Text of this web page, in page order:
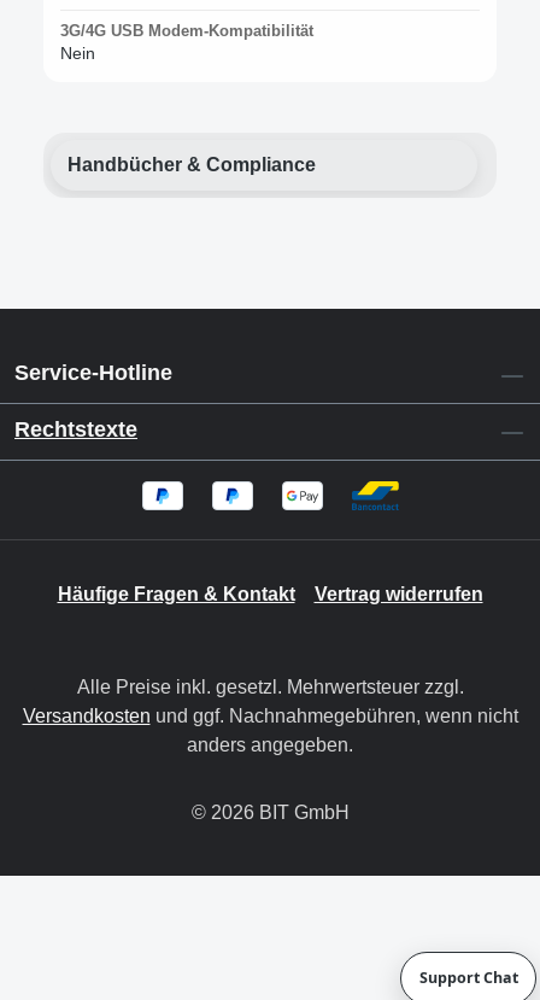
3G/4G USB Modem-Kompatibilität
Nein
Handbücher & Compliance
Service-Hotline
Rechtstexte
Häufige Fragen & Kontakt Vertrag widerrufen
Alle Preise inkl. gesetzl. Mehrwertsteuer zzgl.
Versandkosten und ggf. Nachnahmegebühren, wenn nicht
anders angegeben.
© 2026 BIT GmbH
Support Chat